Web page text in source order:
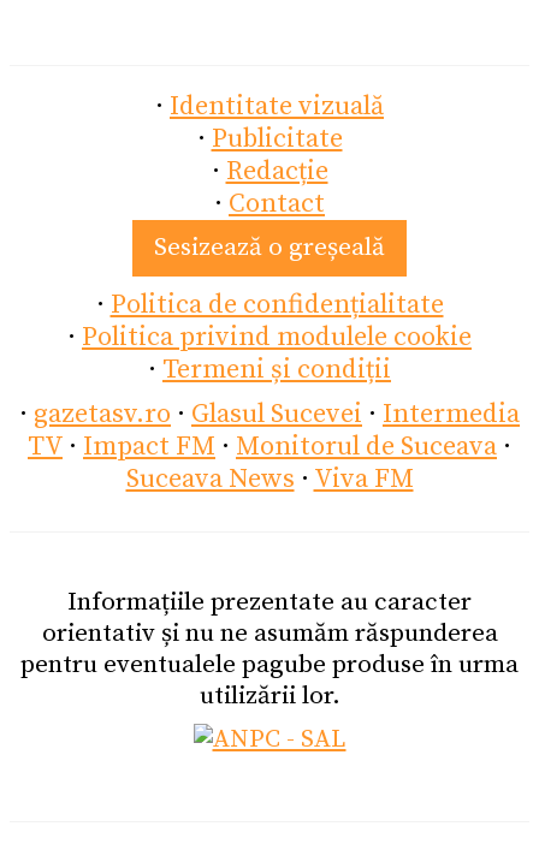
· Identitate vizuală
· Publicitate
· Redacție
· Contact
Sesizează o greșeală
· Politica de confidențialitate
· Politica privind modulele cookie
· Termeni și condiții
· gazetasv.ro · Glasul Sucevei · Intermedia
TV · Impact FM · Monitorul de Suceava ·
Suceava News · Viva FM
Informațiile prezentate au caracter
orientativ și nu ne asumăm răspunderea
pentru eventualele pagube produse în urma
utilizării lor.